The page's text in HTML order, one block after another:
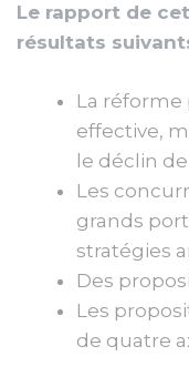
Le rapport de
résultats
La réforme
effective,
le déclin
Les
grands
stratégies
Des
Les
de quatre